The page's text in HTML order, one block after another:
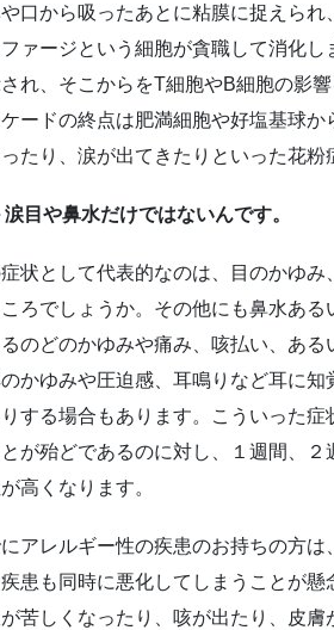
口から吸ったあとに粘膜に捉えら
ァージという細胞が貪職して消化
れ、そこからをT細胞やB細胞の影
ードの終点は肥満細胞や好塩基球
たり、涙が出てきたりといった花粉
目や鼻水だけではないんです。
状として代表的なのは、目のかゆ
ろでしょうか。その他にも鼻水あ
のどのかゆみや痛み、咳払い、あ
かゆみや圧迫感、耳鳴りなど耳に
する場合もあります。こういった
が殆どであるのに対し、１週間、
高くなります。
アレルギー性の疾患のお持ちの方
患も同時に悪化してしまうことが
苦しくなったり、咳が出たり、皮膚